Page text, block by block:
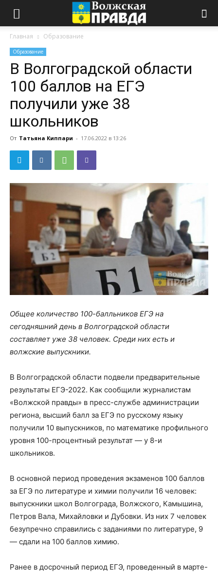
Главная Образование
Образование
В Волгоградской области
100 баллов на ЕГЭ
получили уже 38
школьников
От Татьяна Киппари - 17.06.2022 в 13:26
Общее количество 100-балльников ЕГЭ на
сегодняшний день в Волгоградской области
составляет уже 38 человек. Среди них есть и
волжские выпускники.
В Волгоградской области подвели предварительные
результаты ЕГЭ-2022. Как сообщили журналистам
«Волжской правды» в пресс-службе администрации
региона, высший балл за ЕГЭ по русскому языку
получили 10 выпускников, по математике профильного
уровня 100-процентный результат — у 8-и
школьников.
В основной период проведения экзаменов 100 баллов
за ЕГЭ по литературе и химии получили 16 человек:
выпускники школ Волгограда, Волжского, Камышина,
Петров Вала, Михайловки и Дубовки. Из них 7 человек
безупречно справились с заданиями по литературе, 9
— сдали на 100 баллов химию.
Ранее в досрочный период ЕГЭ, проведенный в марте-